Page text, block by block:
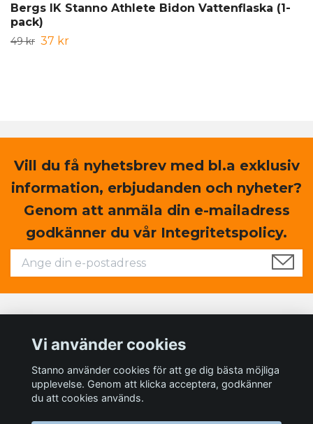
Bergs IK Stanno Athlete Bidon Vattenflaska (1-
pack)
49 kr 37 kr
Vill du få nyhetsbrev med bl.a exklusiv
information, erbjudanden och nyheter?
Genom att anmäla din e-mailadress
godkänner du vår Integritetspolicy.
Sociala medier
Vi använder cookies
Stanno använder cookies för att ge dig bästa möjliga
upplevelse. Genom att klicka acceptera, godkänner
du att cookies används.